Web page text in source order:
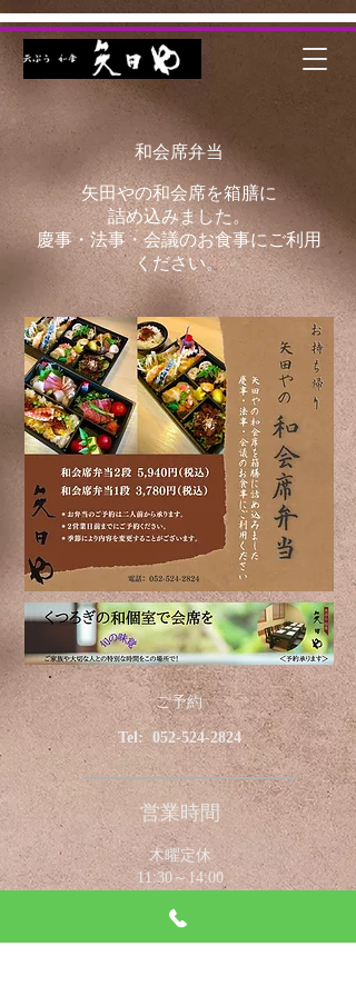
和会席弁当
矢田やの和会席を箱膳に
詰め込みました。
​慶事・法事・会議のお食事にご利用
ください。
ご予約
Tel: 052-524-2824
営業時間
木曜定休
11:30～14:00
（L.O. 21:00）